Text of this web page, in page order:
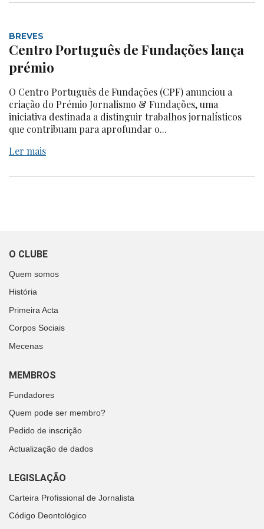
BREVES
Centro Português de Fundações lança
prémio
O Centro Português de Fundações (CPF) anunciou a
criação do Prémio Jornalismo & Fundações, uma
iniciativa destinada a distinguir trabalhos jornalísticos
que contribuam para aprofundar o...
Ler mais
O CLUBE
Quem somos
História
Primeira Acta
Corpos Sociais
Mecenas
MEMBROS
Fundadores
Quem pode ser membro?
Pedido de inscrição
Actualização de dados
LEGISLAÇÃO
Carteira Profissional de Jornalista
Código Deontológico